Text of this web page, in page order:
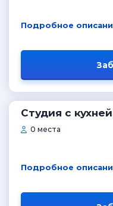
Подробное
Студия с кухней
0 места
Подробное